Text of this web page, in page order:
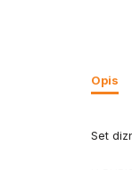
Opis
Set